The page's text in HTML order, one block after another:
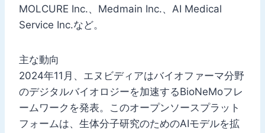
MOLCURE Inc.、Medmain Inc.、AI Medical
Service Inc.など。
主な動向
2024年11月、エヌビディアはバイオファーマ分野
のデジタルバイオロジーを加速するBioNeMoフレ
ームワークを発表。このオープンソースプラット
フォームは、生体分子研究のためのAIモデルを拡